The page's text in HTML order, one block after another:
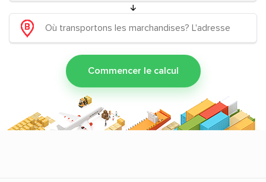
Commencer le calcul